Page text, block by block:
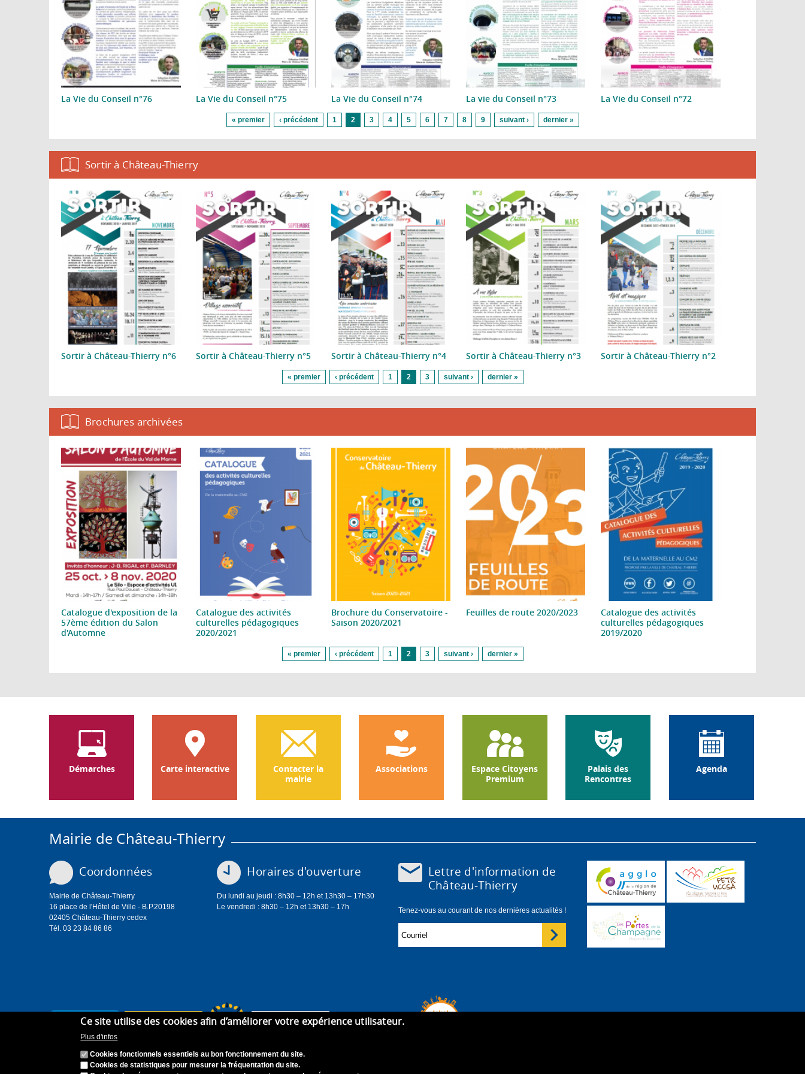
La Vie du Conseil n°76 La Vie du Conseil n°75 La Vie du Conseil n°74 La vie du Conseil n°73 La Vie du Conseil n°72
« premier ‹ précédent 1 2 3 4 5 6 7 8 9 suivant › dernier »
Sortir à Château-Thierry
Sortir à Château-Thierry n°6 Sortir à Château-Thierry n°5 Sortir à Château-Thierry n°4 Sortir à Château-Thierry n°3 Sortir à Château-Thierry n°2
« premier ‹ précédent 1 2 3 suivant › dernier »
Brochures archivées
Catalogue d'exposition de la
57ème édition du Salon
d'Automne
Catalogue des activités
culturelles pédagogiques
2020/2021
Brochure du Conservatoire -
Saison 2020/2021
Feuilles de route 2020/2023
Catalogue des activités
culturelles pédagogiques
2019/2020
« premier ‹ précédent 1 2 3 suivant › dernier »
Démarches Carte interactive
Contacter la
mairie
Associations
Espace Citoyens
Premium
Palais des
Rencontres
Agenda
Mairie de Château-Thierry
Coordonnées
Mairie de Château-Thierry
16 place de l'Hôtel de Ville - B.P.20198
02405 Château-Thierry cedex
Tél. 03 23 84 86 86
Horaires d'ouverture
Du lundi au jeudi : 8h30 – 12h et 13h30 – 17h30
Le vendredi : 8h30 – 12h et 13h30 – 17h
Lettre d'information de
Château-Thierry
Tenez-vous au courant de nos dernières actualités !
Ce site utilise des cookies afin d’améliorer votre expérience utilisateur.
Plus d'infos
Cookies fonctionnels essentiels au bon fonctionnement du site.
Cookies de statistiques pour mesurer la fréquentation du site.